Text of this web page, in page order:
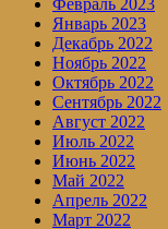
Февраль 2023
Январь 2023
Декабрь 2022
Ноябрь 2022
Октябрь 2022
Сентябрь 2022
Август 2022
Июль 2022
Июнь 2022
Май 2022
Апрель 2022
Март 2022